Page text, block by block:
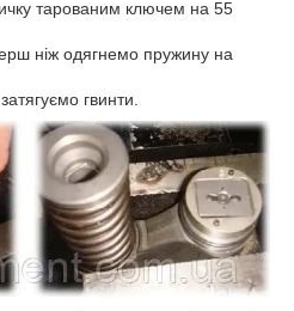
тарованим ключем на 55
ніж одягнемо пружину на
гвинти.